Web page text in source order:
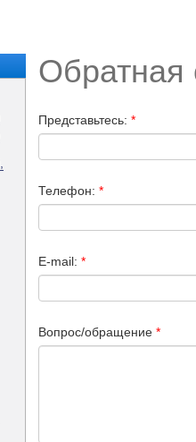
Обратная
Представьтесь: *
Телефон: *
E-mail: *
Вопрос/обращение *